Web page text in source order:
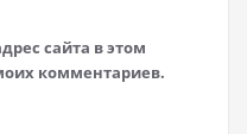
сайта в этом
комментариев.